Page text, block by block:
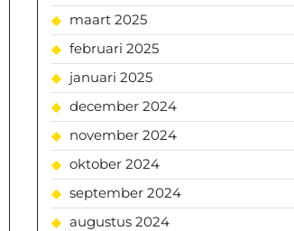
maart 2025
februari 2025
januari 2025
december 2024
november 2024
oktober 2024
september 2024
augustus 2024